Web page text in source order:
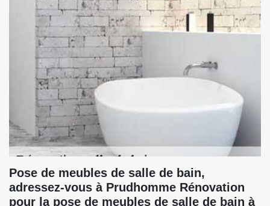
Pose de meubles de salle de bain,
adressez-vous à Prudhomme Rénovation
pour la pose de meubles de salle de bain à